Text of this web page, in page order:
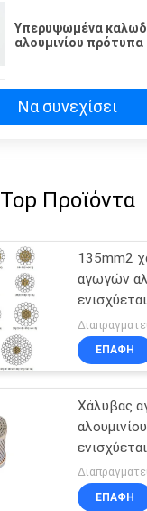
Υπερυψωμένα
αλουμινίου πρότυπα
Να συνεχίσει
Top Προϊόντα
135mm2
αγωγών
ενισχύεται
ΕΠΑΦΉ
Χάλυβας
ενισχύεται
ΕΠΑΦΉ